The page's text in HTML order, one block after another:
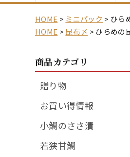
HOME ミニパック
ひら
HOME
昆布〆 ひらめの
商品カテゴリ
贈り物
お買い得情報
小鯛のささ漬
若狭甘鯛